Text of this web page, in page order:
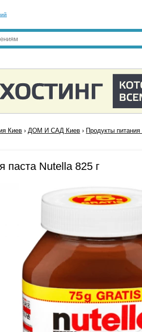
Киев ›ДОМ И САД Киев › Продукты
паста Nutella 825 г